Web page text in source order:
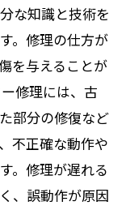
な知識と技術を
。修理の仕方が
を与えることが
修理には、古
部分の修復など
不正確な動作や
。修理が遅れる
、誤動作が原因